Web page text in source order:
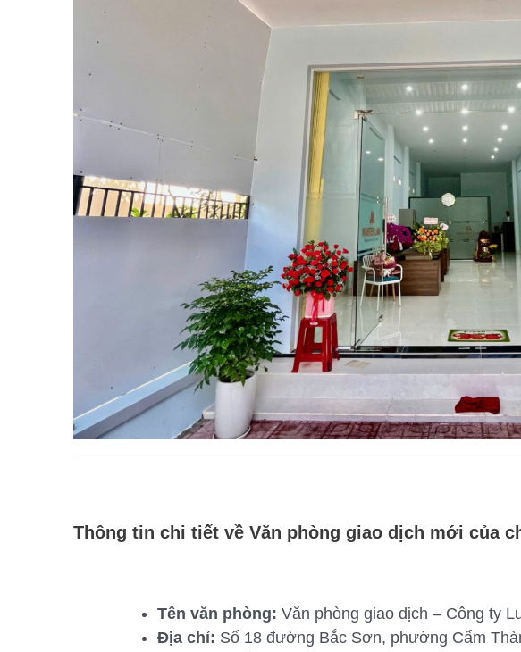
Thông tin chi tiết về Văn phòng giao dịch mới của
Tên văn phòng: Văn phòng giao dịch – Công ty
Địa chỉ: Số 18 đường Bắc Sơn, phường Cẩm